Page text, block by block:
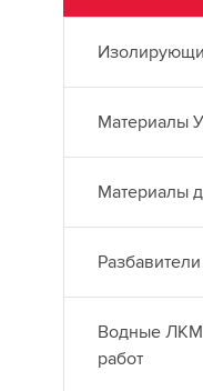
Материалы
Материалы
Разбавители
Водные ЛКМ
работ